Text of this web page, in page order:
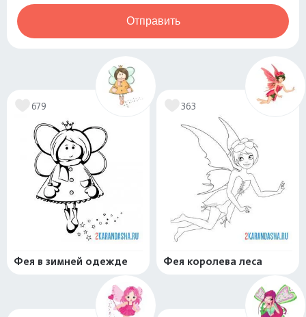
Отправить
679
Фея в зимней одежде
363
Фея королева леса